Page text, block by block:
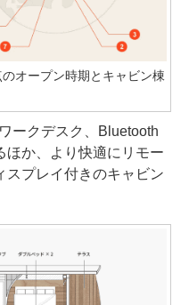
オープン時期とキャビン棟
ークデスク、Bluetooth
ほか、より快適にリモー
スプレイ付きのキャビン